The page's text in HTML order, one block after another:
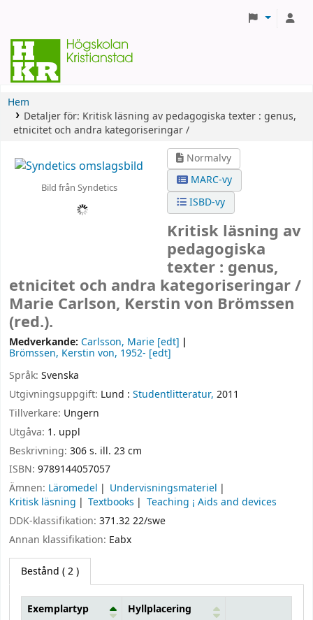
Hem
Detaljer för: Kritisk läsning av pedagogiska texter : genus,
etnicitet och andra kategoriseringar /
Bild från Syndetics
Normalvy
MARC-vy
ISBD-vy
Kritisk läsning av
pedagogiska
texter : genus,
etnicitet och andra kategoriseringar /
Marie Carlson, Kerstin von Brömssen
(red.).
Medverkande: Carlsson, Marie [edt]
Brömssen, Kerstin von, 1952- [edt]
Språk: Svenska
Utgivningsuppgift: Lund : Studentlitteratur, 2011
Tillverkare: Ungern
Utgåva: 1. uppl
Beskrivning: 306 s. ill. 23 cm
ISBN: 9789144057057
Ämnen: Läromedel
Undervisningsmateriel
Kritisk läsning
Textbooks
Teaching ¡ Aids and devices
DDK-klassifikation: 371.32 22/swe
Annan klassifikation: Eabx
Bestånd ( 2 )
Exemplartyp
Hyllplacering